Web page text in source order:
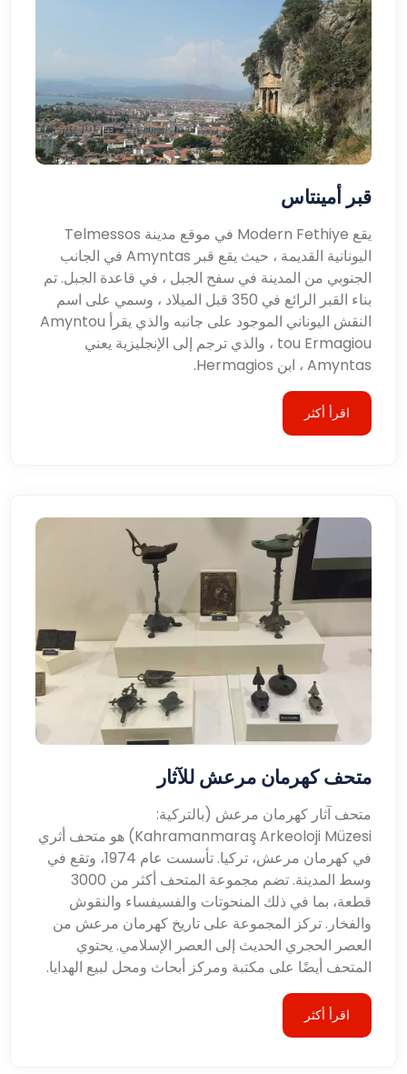
قبر أمينتاس
يقع Modern Fethiye في موقع مدينة Telmessos
اليونانية القديمة ، حيث يقع قبر Amyntas في الجانب
الجنوبي من المدينة في سفح الجبل ، في قاعدة الجبل. تم
بناء القبر الرائع في 350 قبل الميلاد ، وسمي على اسم
النقش اليوناني الموجود على جانبه والذي يقرأ Amyntou
tou Ermagiou ، والذي ترجم إلى الإنجليزية يعني
Amyntas ، ابن Hermagios.
اقرأ أكثر
متحف كهرمان مرعش للآثار
متحف آثار كهرمان مرعش (بالتركية:
Kahramanmaraş Arkeoloji Müzesi) هو متحف أثري
في كهرمان مرعش، تركيا. تأسست عام 1974، وتقع في
وسط المدينة. تضم مجموعة المتحف أكثر من 3000
قطعة، بما في ذلك المنحوتات والفسيفساء والنقوش
والفخار. تركز المجموعة على تاريخ كهرمان مرعش من
العصر الحجري الحديث إلى العصر الإسلامي. يحتوي
المتحف أيضًا على مكتبة ومركز أبحاث ومحل لبيع الهدايا.
اقرأ أكثر